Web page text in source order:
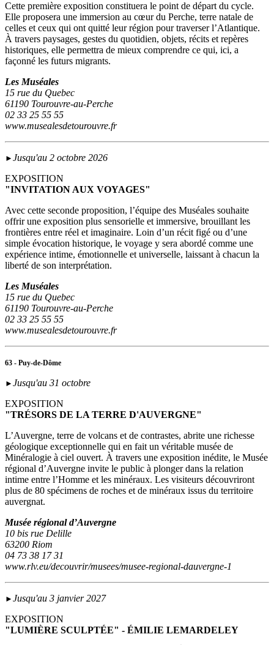
Cette première exposition constituera le point de départ du cycle.
Elle proposera une immersion au cœur du Perche, terre natale de
celles et ceux qui ont quitté leur région pour traverser l’Atlantique.
À travers paysages, gestes du quotidien, objets, récits et repères
historiques, elle permettra de mieux comprendre ce qui, ici, a
façonné les futurs migrants.
Les Muséales
15 rue du Quebec
61190 Tourouvre-au-Perche
02 33 25 55 55
www.musealesdetourouvre.fr
► Jusqu'au 2 octobre 2026
EXPOSITION
"INVITATION AUX VOYAGES"
Avec cette seconde proposition, l’équipe des Muséales souhaite
offrir une exposition plus sensorielle et immersive, brouillant les
frontières entre réel et imaginaire. Loin d’un récit figé ou d’une
simple évocation historique, le voyage y sera abordé comme une
expérience intime, émotionnelle et universelle, laissant à chacun la
liberté de son interprétation.
Les Muséales
15 rue du Quebec
61190 Tourouvre-au-Perche
02 33 25 55 55
www.musealesdetourouvre.fr
63 - Puy-de-Dôme
► Jusqu'au 31 octobre
EXPOSITION
"TRÉSORS DE LA TERRE D'AUVERGNE"
L’Auvergne, terre de volcans et de contrastes, abrite une richesse
géologique exceptionnelle qui en fait un véritable musée de
Minéralogie à ciel ouvert. À travers une exposition inédite, le Musée
régional d’Auvergne invite le public à plonger dans la relation
intime entre l’Homme et les minéraux. Les visiteurs découvriront
plus de 80 spécimens de roches et de minéraux issus du territoire
auvergnat.
Musée régional d’Auvergne
10 bis rue Delille
63200 Riom
04 73 38 17 31
www.rlv.eu/decouvrir/musees/musee-regional-dauvergne-1
► Jusqu'au 3 janvier 2027
EXPOSITION
"LUMIÈRE SCULPTÉE" - ÉMILIE LEMARDELEY